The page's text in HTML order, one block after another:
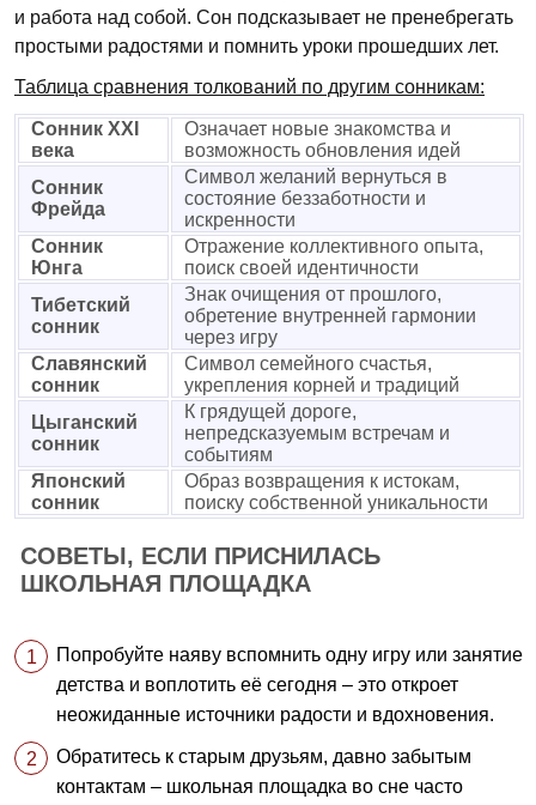
и работа над собой. Сон подсказывает не пренебрегать
простыми радостями и помнить уроки прошедших лет.
Таблица сравнения толкований по другим сонникам:
Сонник XXI
века
Означает новые знакомства и
возможность обновления идей
Сонник
Фрейда
Символ желаний вернуться в
состояние беззаботности и
искренности
Сонник
Юнга
Отражение коллективного опыта,
поиск своей идентичности
Тибетский
сонник
Знак очищения от прошлого,
обретение внутренней гармонии
через игру
Славянский
сонник
Символ семейного счастья,
укрепления корней и традиций
Цыганский
сонник
К грядущей дороге,
непредсказуемым встречам и
событиям
Японский
сонник
Образ возвращения к истокам,
поиску собственной уникальности
СОВЕТЫ, ЕСЛИ ПРИСНИЛАСЬ
ШКОЛЬНАЯ ПЛОЩАДКА
Попробуйте наяву вспомнить одну игру или занятие
детства и воплотить её сегодня – это откроет
неожиданные источники радости и вдохновения.
Обратитесь к старым друзьям, давно забытым
контактам – школьная площадка во сне часто